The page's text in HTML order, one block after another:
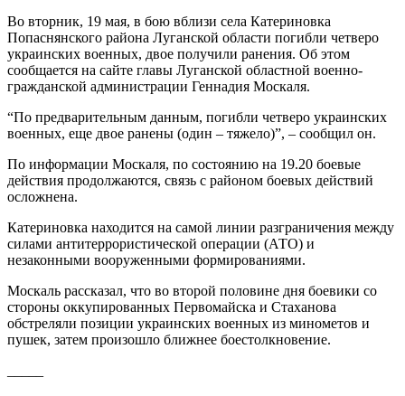
Во вторник, 19 мая, в бою вблизи села Катериновка
Попаснянского района Луганской области погибли четверо
украинских военных, двое получили ранения. Об этом
сообщается на сайте главы Луганской областной военно-
гражданской администрации Геннадия Москаля.
“По предварительным данным, погибли четверо украинских
военных, еще двое ранены (один – тяжело)”, – сообщил он.
По информации Москаля, по состоянию на 19.20 боевые
действия продолжаются, связь с районом боевых действий
осложнена.
Катериновка находится на самой линии разграничения между
силами антитеррористической операции (АТО) и
незаконными вооруженными формированиями.
Москаль рассказал, что во второй половине дня боевики со
стороны оккупированных Первомайска и Стаханова
обстреляли позиции украинских военных из минометов и
пушек, затем произошло ближнее боестолкновение.